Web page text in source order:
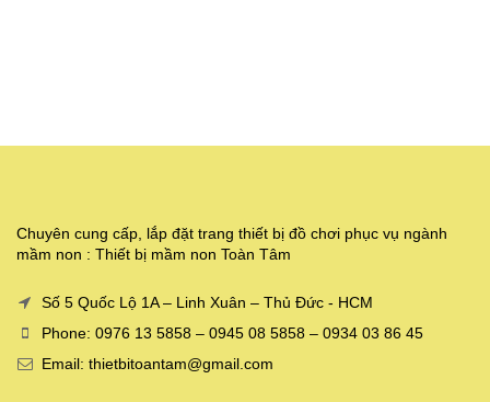
Chuyên cung cấp, lắp đặt trang thiết bị đồ chơi phục vụ ngành
mầm non : Thiết bị mầm non Toàn Tâm
Số 5 Quốc Lộ 1A – Linh Xuân – Thủ Đức - HCM
Phone: 0976 13 5858 – 0945 08 5858 – 0934 03 86 45
Email: thietbitoantam@gmail.com